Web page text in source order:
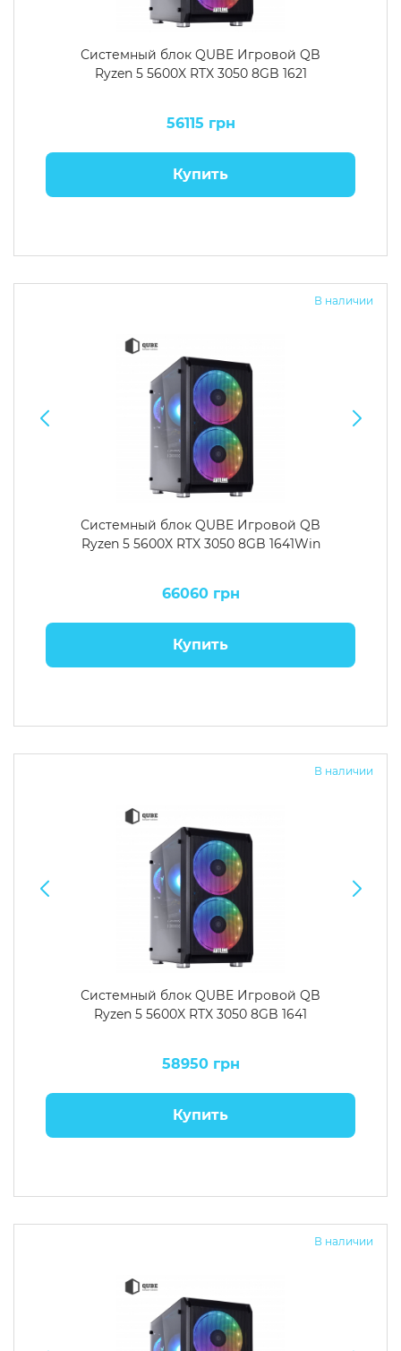
Системный блок QUBE Игровой QB
Ryzen 5 5600X RTX 3050 8GB 1621
56115 грн
Купить
В наличии
Системный блок QUBE Игровой QB
Ryzen 5 5600X RTX 3050 8GB 1641Win
66060 грн
Купить
В наличии
Системный блок QUBE Игровой QB
Ryzen 5 5600X RTX 3050 8GB 1641
58950 грн
Купить
В наличии